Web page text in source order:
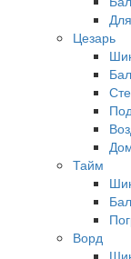
Цезарь
Тайм
Ворд